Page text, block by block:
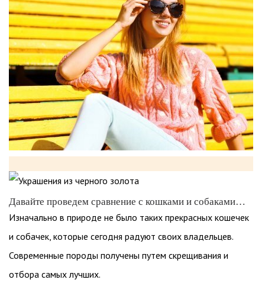
Давайте проведем сравнение с кошками и собаками…
Изначально в природе не было таких прекрасных кошечек
и собачек, которые сегодня радуют своих владельцев.
Современные породы получены путем скрещивания и
отбора самых лучших.